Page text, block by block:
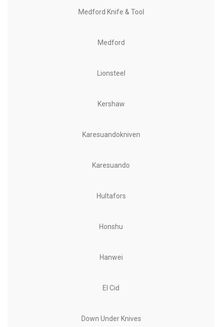
Medford Knife & Tool
Medford
Lionsteel
Kershaw
Karesuandokniven
Karesuando
Hultafors
Honshu
Hanwei
El Cid
Down Under Knives